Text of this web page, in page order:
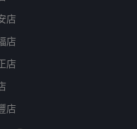
店
店
店
店